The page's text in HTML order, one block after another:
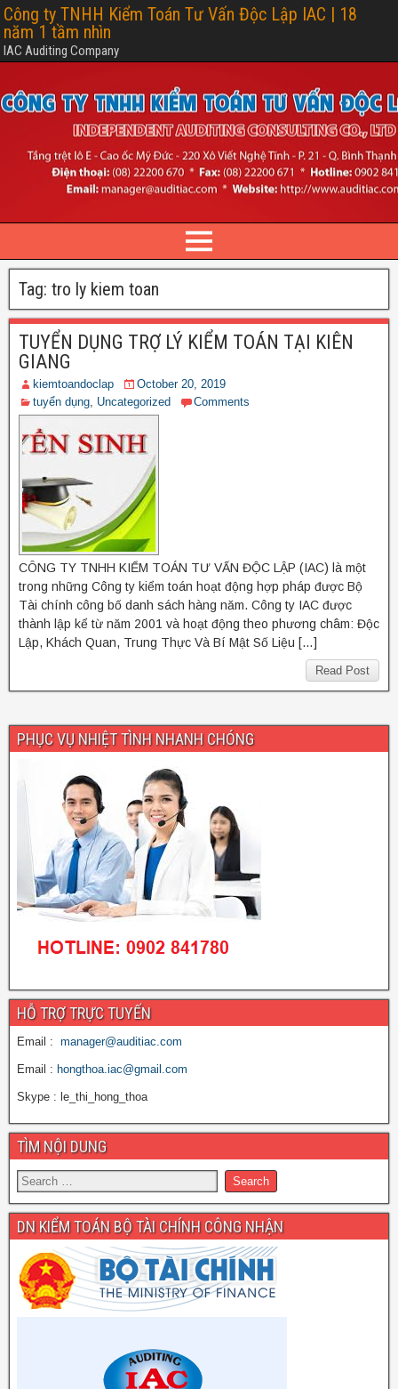
Công ty TNHH Kiểm Toán Tư Vấn Độc Lập IAC | 18
năm 1 tầm nhìn
IAC Auditing Company
Tag: tro ly kiem toan
TUYỂN DỤNG TRỢ LÝ KIỂM TOÁN TẠI KIÊN
GIANG
kiemtoandoclap
October 20, 2019
tuyển dụng, Uncategorized Comments
CÔNG TY TNHH KIỂM TOÁN TƯ VẤN ĐỘC LẬP (IAC) là một
trong những Công ty kiểm toán hoạt động hợp pháp được Bộ
Tài chính công bố danh sách hàng năm. Công ty IAC được
thành lập kể từ năm 2001 và hoạt động theo phương châm: Độc
Lập, Khách Quan, Trung Thực Và Bí Mật Số Liệu […]
Read Post
PHỤC VỤ NHIỆT TÌNH NHANH CHÓNG
HỖ TRỢ TRỰC TUYẾN
Email : manager@auditiac.com
Email : hongthoa.iac@gmail.com
Skype : le_thi_hong_thoa
TÌM NỘI DUNG
DN KIỂM TOÁN BỘ TÀI CHÍNH CÔNG NHẬN